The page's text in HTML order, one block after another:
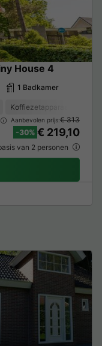
House 4
1 Badkamer
Koffiezetapparaat
Aanbevolen prijs:€ 313
-30% € 219,10
van 2 personen